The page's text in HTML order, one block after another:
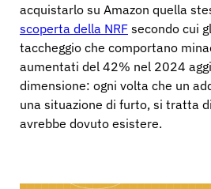
acquistarlo su Amazon quella
scoperta della NRF secondo cui
taccheggio che comportano
aumentati del 42% nel 2024
dimensione: ogni volta che un
una situazione di furto, si tratta
avrebbe dovuto esistere.